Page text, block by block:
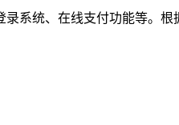
系统、在线支付功能等。